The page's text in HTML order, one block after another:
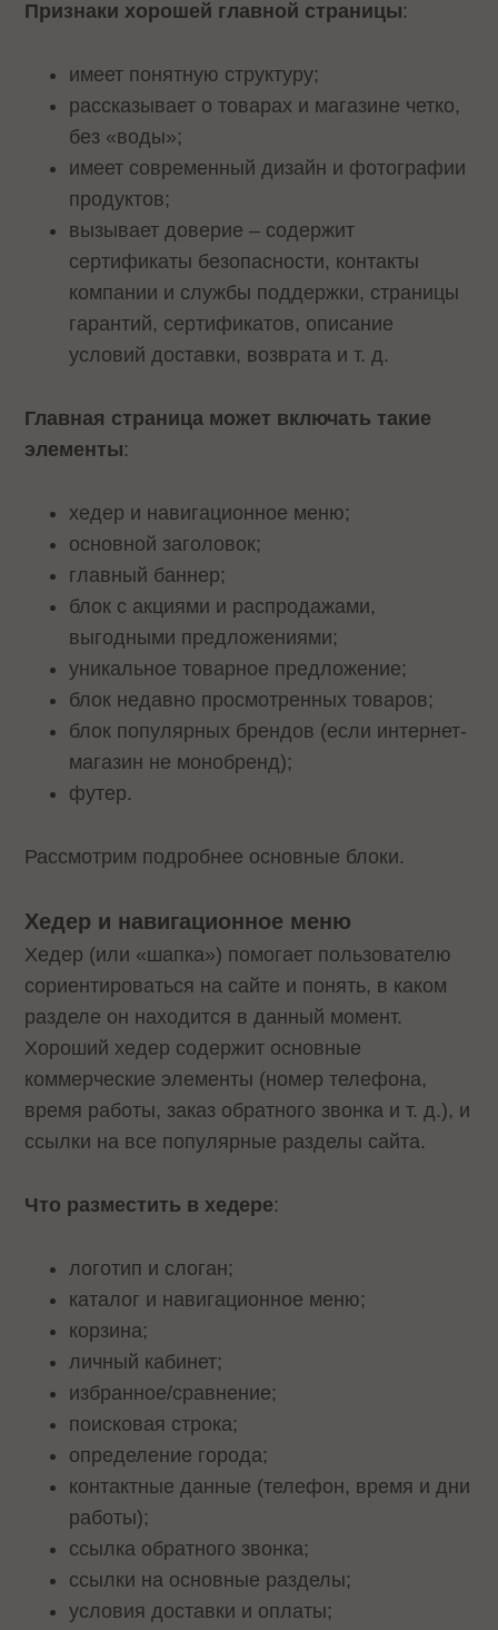
Признаки хорошей главной страницы:
имеет понятную структуру;
рассказывает о товарах и магазине четко,
без «‎воды»;
имеет современный дизайн и фотографии
продуктов;
вызывает доверие – содержит
сертификаты безопасности, контакты
компании и службы поддержки, страницы
гарантий, сертификатов, описание
условий доставки, возврата и т. д.
Главная страница может включать такие
элементы:
хедер и навигационное меню;
основной заголовок;
главный баннер;
блок с акциями и распродажами,
выгодными предложениями;
уникальное товарное предложение;
блок недавно просмотренных товаров;
блок популярных брендов (если интернет-
магазин не монобренд);
футер.
Рассмотрим подробнее основные блоки.
Хедер и навигационное меню
Хедер (или «шапка») помогает пользователю
сориентироваться на сайте и понять, в каком
разделе он находится в данный момент.
Хороший хедер содержит основные
коммерческие элементы (номер телефона,
время работы, заказ обратного звонка и т. д.), и
ссылки на все популярные разделы сайта.
Что разместить в хедере:
логотип и слоган;
каталог и навигационное меню;
корзина;
личный кабинет;
избранное/сравнение;
поисковая строка;
определение города;
контактные данные (телефон, время и дни
работы);
ссылка обратного звонка;
ссылки на основные разделы;
условия доставки и оплаты;